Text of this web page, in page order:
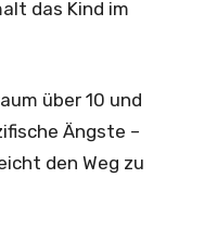
das Kind im
über 10 und
Ängste –
den Weg zu